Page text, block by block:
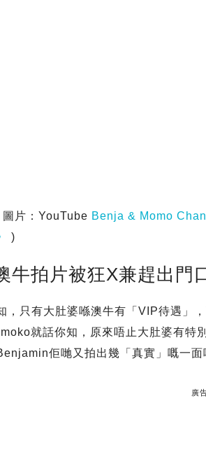
片：YouTube Benja & Momo
)
牛拍片被狂X兼趕出
，只有大肚婆喺澳牛有「VIP待遇」
就話你知，原來唔止大肚婆有
佢哋又拍出幾「真實」嘅一面
廣